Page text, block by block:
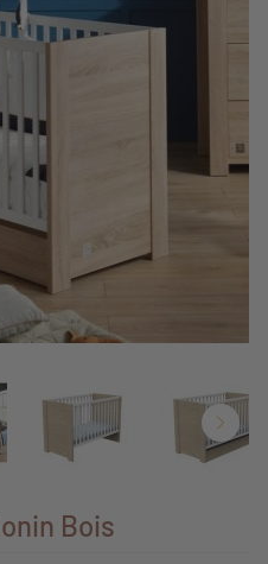
Bois